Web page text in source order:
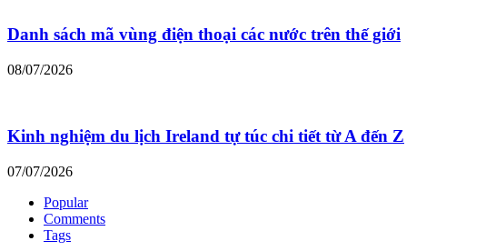
Danh sách mã vùng điện thoại các nước trên thế giới
08/07/2026
Kinh nghiệm du lịch Ireland tự túc chi tiết từ A đến Z
07/07/2026
Popular
Comments
Tags